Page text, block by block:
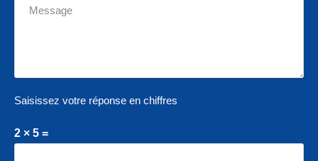
Saisissez votre réponse en chiffres
2 × 5 =